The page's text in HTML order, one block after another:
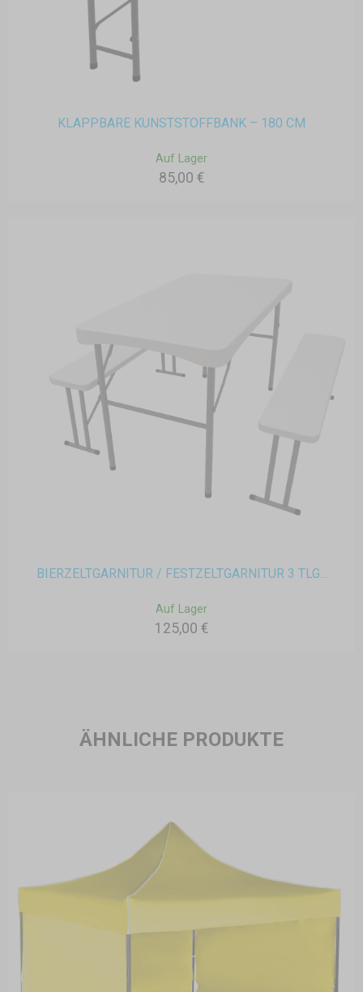
KLAPPBARE KUNSTSTOFFBANK – 180 CM
Auf Lager
85,00 €
BIERZELTGARNITUR / FESTZELTGARNITUR 3 TLG...
Auf Lager
125,00 €
ÄHNLICHE PRODUKTE